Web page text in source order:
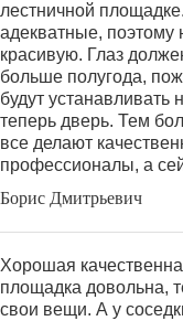
лестничной
адекватные, поэтому
красивую. Глаз
больше полугода,
будут
теперь дверь. Тем
все делают
профессионалы, а
Борис Дмитрьевич
Хорошая
площадка довольна,
свои вещи. А у